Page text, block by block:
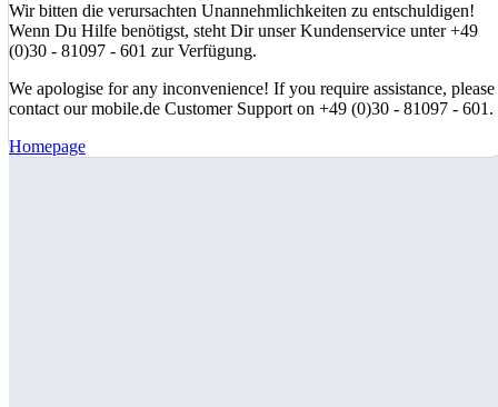
Wir bitten die verursachten Unannehmlichkeiten zu entschuldigen!
Wenn Du Hilfe benötigst, steht Dir unser Kundenservice unter +49
(0)30 - 81097 - 601 zur Verfügung.
We apologise for any inconvenience! If you require assistance, please
contact our mobile.de Customer Support on +49 (0)30 - 81097 - 601.
Homepage